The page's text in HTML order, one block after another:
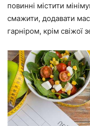
повинні містити
смажити, додавати
гарніром, крім свіжої